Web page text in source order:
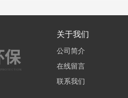
关于我们
公司简介
在线留言
联系我们